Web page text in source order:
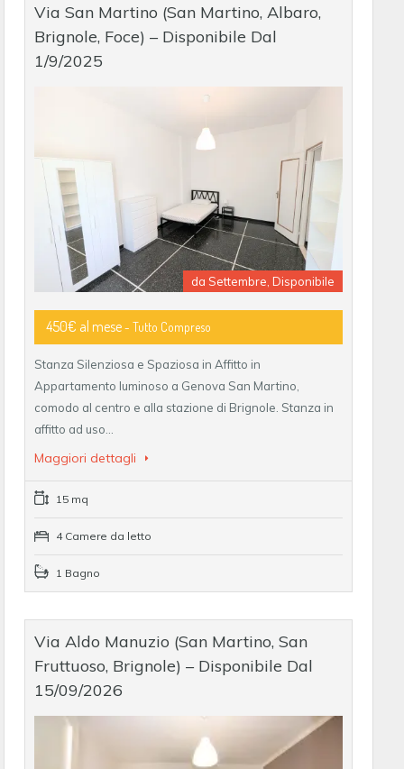
Via San Martino (San Martino, Albaro,
Brignole, Foce) – Disponibile Dal
1/9/2025
da Settembre, Disponibile
450€ al mese- Tutto Compreso
Stanza Silenziosa e Spaziosa in Affitto in
Appartamento luminoso a Genova San Martino,
comodo al centro e alla stazione di Brignole. Stanza in
affitto ad uso…
Maggiori dettagli
15 mq
4 Camere da letto
1 Bagno
Via Aldo Manuzio (San Martino, San
Fruttuoso, Brignole) – Disponibile Dal
15/09/2026